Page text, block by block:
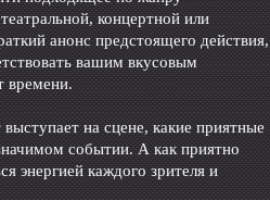
концертной или
анонс предстоящего действия,
вашим вкусовым
времени.
на сцене, какие приятные
событии. А как приятно
энергией каждого зрителя и